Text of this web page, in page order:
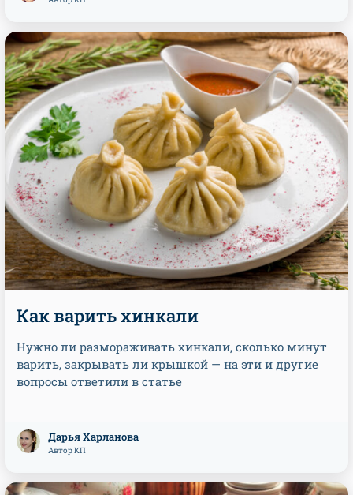
Как варить хинкали
Нужно ли размораживать хинкали, сколько минут
варить, закрывать ли крышкой — на эти и другие
вопросы ответили в статье
Дарья Харланова
Автор КП